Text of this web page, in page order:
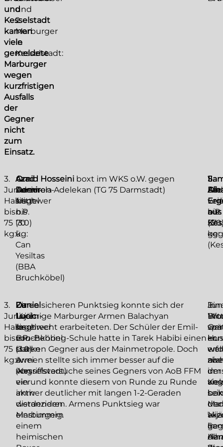
und
Kesselstadt
kamen
viele
gemeldete
Marburger
wegen
kurzfristigen
Ausfalls
der
Gegner
nicht
zum
Einsatz.
und
2
Marburger
in
Kesselstadt:
3.
Junioren-
Halbschwer
bis
75
kg:
Azad
Demir
siegt
n.P.
(3:0)
ü.
Can
Yesiltas
(BBA
Bruchköbel)
4.
Junioren-
Mittel
bis
70
kg:
Omid Hosseini boxt im WKS o.W. gegen
Ademola Adelekan (TG 75 Darmstadt)
II.
Die
aus
1.
bis
57
kg:
n.P.
3.
Junioren-
Halbschwer
bis
75
kg:
Daniel
Lucic
siegt
n.P.
(3:0)
ü.
(Kesselstadt)
Zu
I.:
In
Bruchköbel
traten
zwei
von
vier
aktiv
werdenden
Marburgern
einem
heimischen
Einen sicheren Punktsieg konnte sich der
14jährige Marburger Armen Balachyan
regelrecht erarbeiteten. Der Schüler der Emil-
von-Behring-Schule hatte in Tarek Habibi einen
starken Gegner aus der Mainmetropole. Doch
Armen stellte sich immer besser auf die
Angriffsversuche seines Gegners von AoB FFM
ein und konnte diesem von Runde zu Runde
immer deutlicher mit langen 1-2-Geraden
distanzieren. Armens Punktsieg war
einstimmig.
den
der
in
In
war
er
in
der